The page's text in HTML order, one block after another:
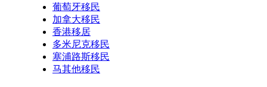
葡萄牙移民
加拿大移民
香港移居
多米尼克移民
塞浦路斯移民
马其他移民